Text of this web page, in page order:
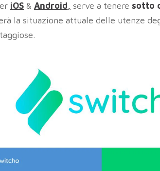
iOS & Android, serve a tenere sotto
la situazione attuale delle utenze